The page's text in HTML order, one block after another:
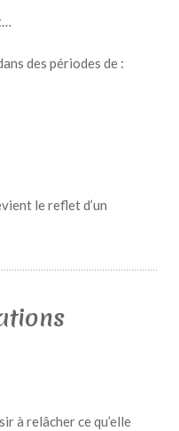
des périodes de :
le reflet d’un
à relâcher ce qu’elle